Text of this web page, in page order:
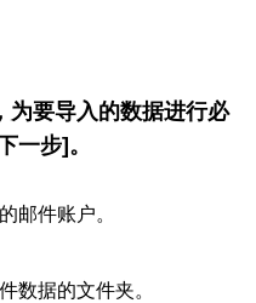
要导入的数据进行必
一步]。
邮件账户。
数据的文件夹。